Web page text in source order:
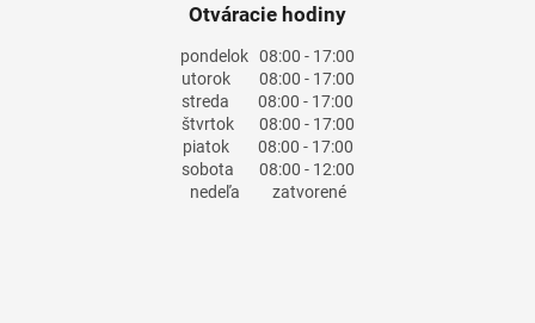
Otváracie hodiny
pondelok 08:00 - 17:00
utorok08:00 - 17:00
streda 08:00 - 17:00
štvrtok08:00 - 17:00
piatok08:00 - 17:00
sobota 08:00 - 12:00
nedeľa zatvorené